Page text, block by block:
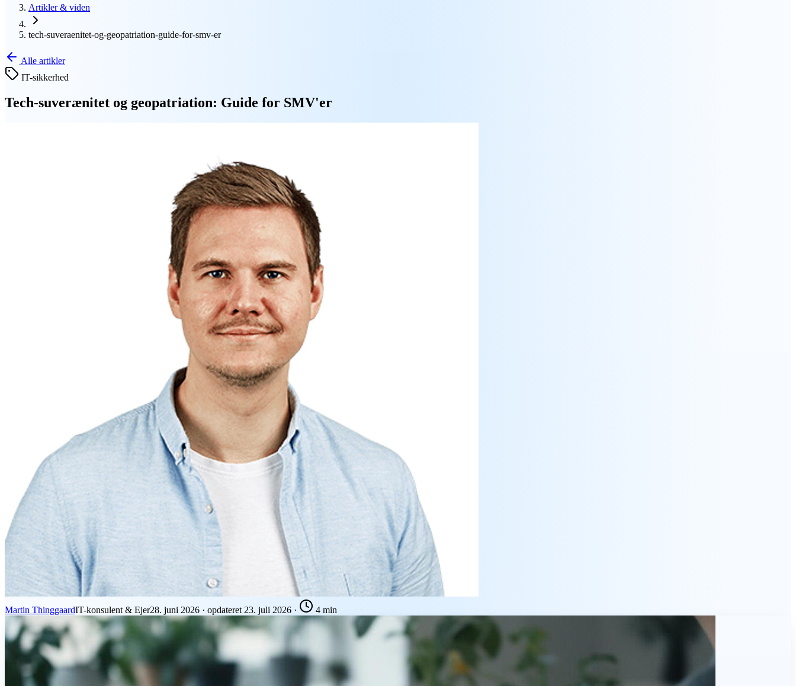
Artikler & viden
tech-suveraenitet-og-geopatriation-guide-for-smv-er
Alle artikler
IT-sikkerhed
Tech-suverænitet og geopatriation: Guide for SMV'er
Martin ThinggaardIT-konsulent & Ejer28. juni 2026 · opdateret 23. juli 2026 · 4 min